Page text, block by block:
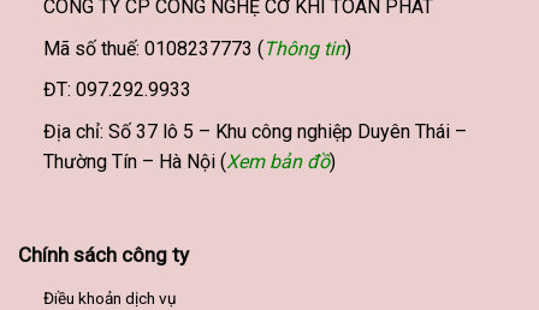
CÔNG TY CP CÔNG NGHỆ CƠ KHÍ TOÀN PHÁT
Mã số thuế: 0108237773 (Thông tin)
ĐT: 097.292.9933
Địa chỉ: Số 37 lô 5 – Khu công nghiệp Duyên Thái –
Thường Tín – Hà Nội (Xem bản đồ)
Chính sách công ty
Điều khoản dịch vụ